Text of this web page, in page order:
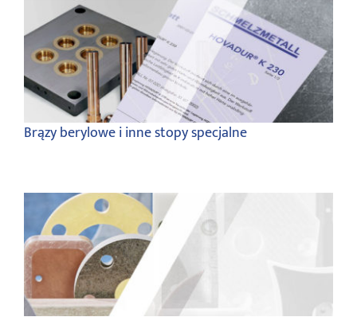
Brązy berylowe i inne stopy specjalne